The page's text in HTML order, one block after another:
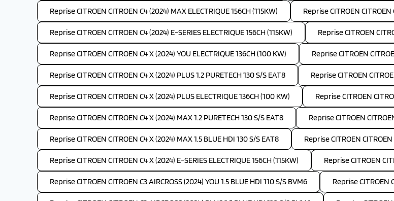
Reprise CITROEN CITROEN C4 (2024) MAX ELECTRIQUE 156CH (115KW) Reprise CITROEN CITROEN
Reprise CITROEN CITROEN C4 (2024) E-SERIES ELECTRIQUE 156CH (115KW) Reprise CITROEN
Reprise CITROEN CITROEN C4 X (2024) YOU ELECTRIQUE 136CH (100 KW) Reprise CITROEN
Reprise CITROEN CITROEN C4 X (2024) PLUS 1.2 PURETECH 130 S/S EAT8 Reprise CITROEN
Reprise CITROEN CITROEN C4 X (2024) PLUS ELECTRIQUE 136CH (100 KW) Reprise CITROEN
Reprise CITROEN CITROEN C4 X (2024) MAX 1.2 PURETECH 130 S/S EAT8 Reprise CITROEN
Reprise CITROEN CITROEN C4 X (2024) MAX 1.5 BLUE HDI 130 S/S EAT8 Reprise CITROEN CITROEN
Reprise CITROEN CITROEN C4 X (2024) E-SERIES ELECTRIQUE 156CH (115KW) Reprise CITROEN
Reprise CITROEN CITROEN C3 AIRCROSS (2024) YOU 1.5 BLUE HDI 110 S/S BVM6 Reprise CITROEN